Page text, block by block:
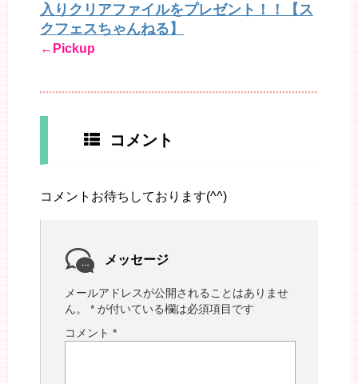
入りクリアファイルをプレゼント！！【ス
クフェスちゃんねる】
←Pickup
コメント
コメントお待ちしております(^^)
メッセージ
メールアドレスが公開されることはありませ
ん。
* が付いている欄は必須項目です
コメント *